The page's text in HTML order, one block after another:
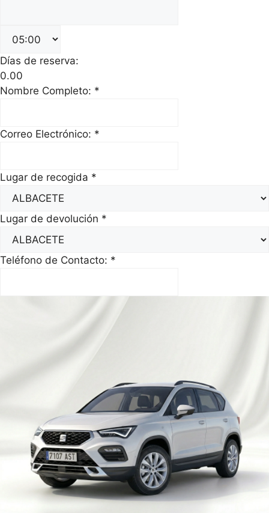
Días de reserva:
0.00
Nombre Completo: *
Correo Electrónico: *
Lugar de recogida *
Lugar de devolución *
Teléfono de Contacto: *